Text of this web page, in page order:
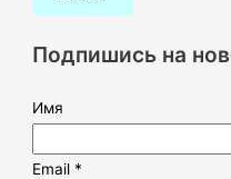
:Подпишись на
Имя
Email *